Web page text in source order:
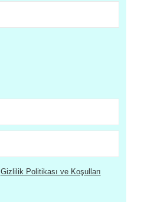
Gizlilik Politikası ve Koşulları